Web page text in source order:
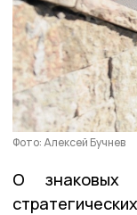
Фото: Алексей Бучнев
О знаковых